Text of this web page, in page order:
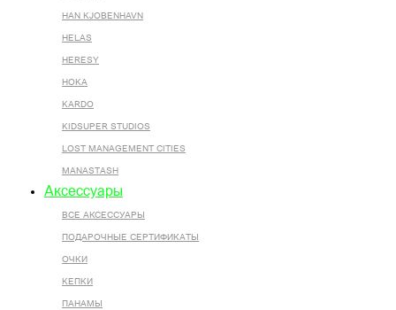
HAN KJOBENHAVN
HELAS
HERESY
HOKA
KARDO
KIDSUPER STUDIOS
LOST MANAGEMENT CITIES
MANASTASH
Аксессуары
ВСЕ AКСЕССУАРЫ
ПОДАРОЧНЫЕ СЕРТИФИКАТЫ
ОЧКИ
КЕПКИ
ПАНАМЫ